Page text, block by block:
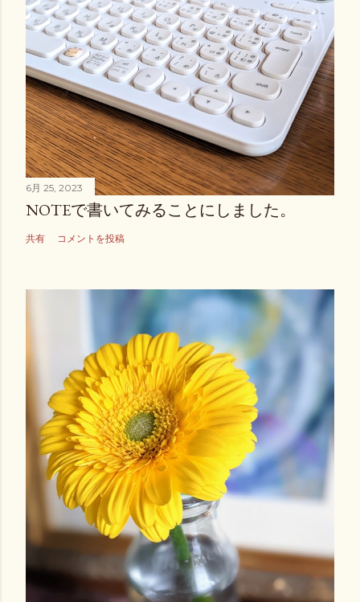
6月 25, 2023
NOTEで書いてみることにしました。
共有 コメントを投稿